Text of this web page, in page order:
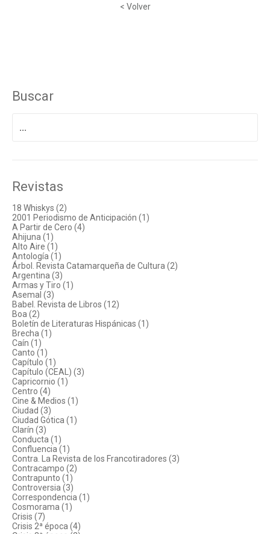
< Volver
Buscar
Revistas
18 Whiskys (2)
2001 Periodismo de Anticipación (1)
A Partir de Cero (4)
Ahijuna (1)
Alto Aire (1)
Antología (1)
Árbol. Revista Catamarqueña de Cultura (2)
Argentina (3)
Armas y Tiro (1)
Asemal (3)
Babel. Revista de Libros (12)
Boa (2)
Boletín de Literaturas Hispánicas (1)
Brecha (1)
Caín (1)
Canto (1)
Capítulo (1)
Capítulo (CEAL) (3)
Capricornio (1)
Centro (4)
Cine & Medios (1)
Ciudad (3)
Ciudad Gótica (1)
Clarín (3)
Conducta (1)
Confluencia (1)
Contra. La Revista de los Francotiradores (3)
Contracampo (2)
Contrapunto (1)
Controversia (3)
Correspondencia (1)
Cosmorama (1)
Crisis (7)
Crisis 2ª época (4)